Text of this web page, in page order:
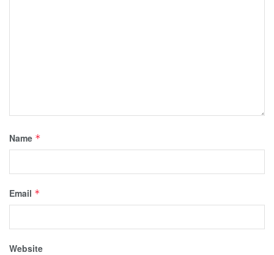
Name *
Email *
Website